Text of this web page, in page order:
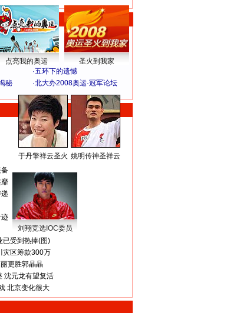
点亮我的奥运
圣火到我家
·五环下的遗憾
秘 ·北大办2008奥运·冠军论坛
于丹擎祥云圣火 姚明传神圣祥云
刘翔竞选IOC委员
已受到热捧(图)
灾区筹款300万
更胜郭晶晶
沈元龙有望复活
北京变化很大